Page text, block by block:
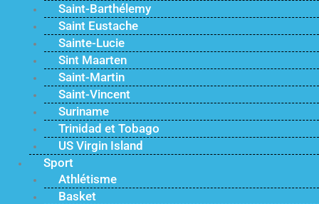
Saint-Barthélemy
Saint Eustache
Sainte-Lucie
Sint Maarten
Saint-Martin
Saint-Vincent
Suriname
Trinidad et Tobago
US Virgin Island
Sport
Athlétisme
Basket